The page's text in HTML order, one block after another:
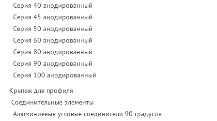
Серия 40 анодированный
Серия 45 анодированный
Серия 50 анодированный
Серия 60 анодированный
Серия 80 анодированный
Серия 90 анодированный
Серия 100 анодированный
Крепеж для профиля
Соединительные элементы
Алюминиевые угловые соединители 90 градусов